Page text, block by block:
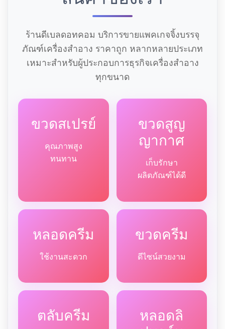
ร้านดีเบลดอทคอม บริการขายแพคเกจจิ้งบรรจุ
ภัณฑ์เครื่องสำอาง ราคาถูก หลากหลายประเภท
เหมาะสำหรับผู้ประกอบการธุรกิจเครื่องสำอาง
ทุกขนาด
ขวดสเปรย์
คุณภาพสูง
ทนทาน
ขวดสูญ
ญากาศ
เก็บรักษา
ผลิตภัณฑ์ได้ดี
หลอดครีม
ใช้งานสะดวก
ขวดครีม
ดีไซน์สวยงาม
ตลับครีม
หลอดลิ